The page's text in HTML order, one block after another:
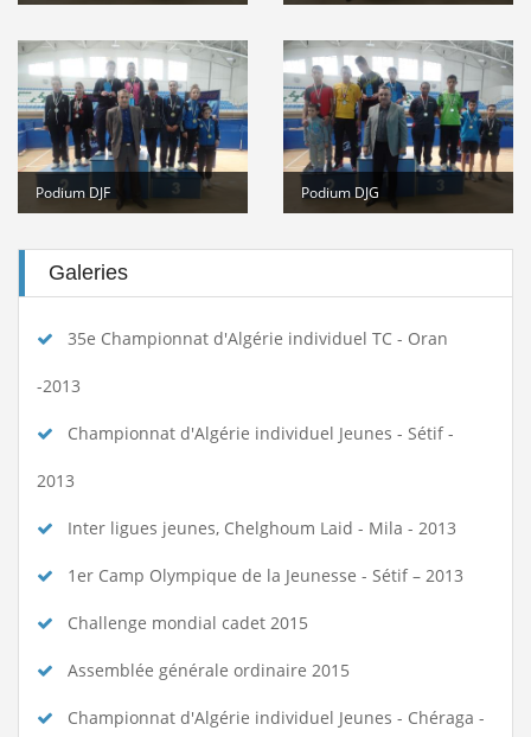
Podium DJF Podium DJG
Galeries
35e Championnat d'Algérie individuel TC - Oran
-2013
Championnat d'Algérie individuel Jeunes - Sétif -
2013
Inter ligues jeunes, Chelghoum Laid - Mila - 2013
1er Camp Olympique de la Jeunesse - Sétif – 2013
Challenge mondial cadet 2015
Assemblée générale ordinaire 2015
Championnat d'Algérie individuel Jeunes - Chéraga -